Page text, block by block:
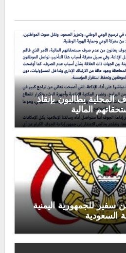
يطالبون بإنقاذ
المالية
سفير للجمهورية اليمنية
السعودية